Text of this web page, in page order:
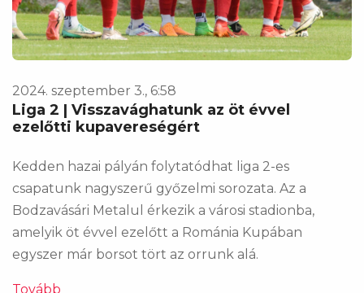
2024. szeptember 3., 6:58
Liga 2 | Visszavághatunk az öt évvel
ezelőtti kupavereségért
Kedden hazai pályán folytatódhat liga 2-es
csapatunk nagyszerű győzelmi sorozata. Az a
Bodzavásári Metalul érkezik a városi stadionba,
amelyik öt évvel ezelőtt a Románia Kupában
egyszer már borsot tört az orrunk alá.
Tovább